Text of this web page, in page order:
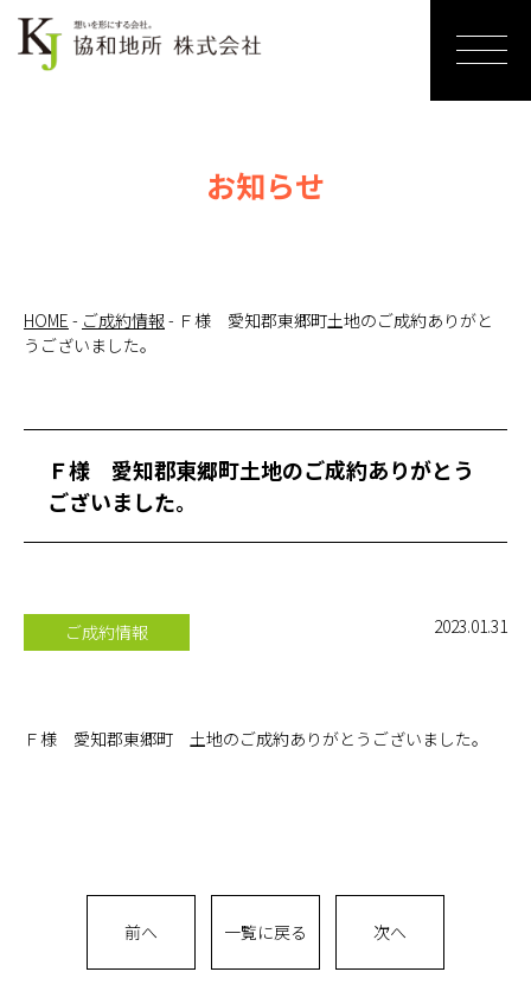
ホーム
サービス
紹介
お知らせ
HOME - ご成約情報 - Ｆ様 愛知郡東郷町土地のご成約ありがと
うございました。
Ｆ様 愛知郡東郷町土地のご成約ありがとう
ございました。
ご成約情報 2023.01.31
Ｆ様 愛知郡東郷町 土地のご成約ありがとうございました。
前へ 一覧に戻る 次へ